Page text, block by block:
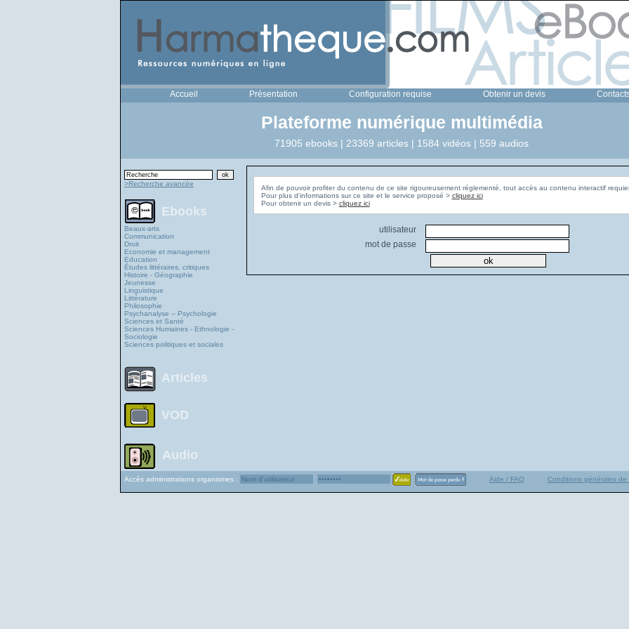
Accueil Présentation Configuration requise Obtenir un devis
Plateforme numérique multimédia
71905 ebooks | 23369 articles | 1584 vidéos | 559 audios
>Recherche avancée
Ebooks
Beaux-arts
Communication
Droit
Economie et management
Education
Études littéraires, critiques
Histoire - Géographie
Jeunesse
Linguistique
Littérature
Philosophie
Psychanalyse – Psychologie
Sciences et Santé
Sciences Humaines - Ethnologie -
Sociologie
Sciences politiques et sociales
Articles
VOD
Audio
Afin de pouvoir profiter du contenu de ce site rigoureusement réglementé, tout accès au contenu interactif
Pour plus d'informations sur ce site et le service proposé > cliquez ici
Pour obtenir un devis > cliquez ici
utilisateur
mot de passe
Accès administrations organismes : Aide / FAQ Conditions générales de